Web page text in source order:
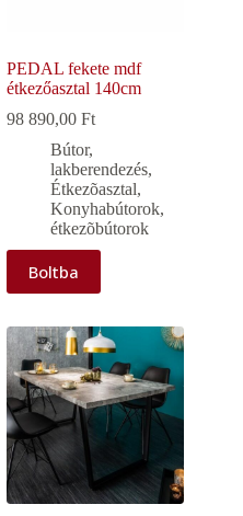
PEDAL fekete mdf
étkezőasztal 140cm
98 890,00Ft
Bútor,
lakberendezés,
Étkezõasztal,
Konyhabútorok,
étkezõbútorok
Boltba